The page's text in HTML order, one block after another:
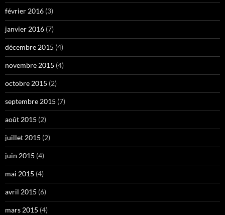
février 2016 (3)
janvier 2016 (7)
décembre 2015 (4)
novembre 2015 (4)
octobre 2015 (2)
septembre 2015 (7)
août 2015 (2)
juillet 2015 (2)
juin 2015 (4)
mai 2015 (4)
avril 2015 (6)
mars 2015 (4)